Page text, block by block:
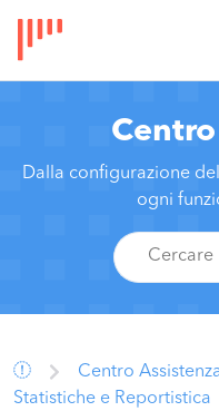
Dalla configurazione
ogni
Centro
Statistiche e Reportistica